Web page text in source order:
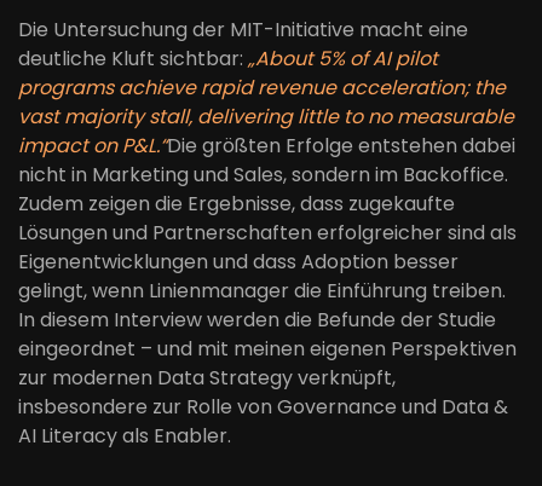
Die Untersuchung der MIT-Initiative macht eine
deutliche Kluft sichtbar: „About 5% of AI pilot
programs achieve rapid revenue acceleration; the
vast majority stall, delivering little to no measurable
impact on P&L.“Die größten Erfolge entstehen dabei
nicht in Marketing und Sales, sondern im Backoffice.
Zudem zeigen die Ergebnisse, dass zugekaufte
Lösungen und Partnerschaften erfolgreicher sind als
Eigenentwicklungen und dass Adoption besser
gelingt, wenn Linienmanager die Einführung treiben.
In diesem Interview werden die Befunde der Studie
eingeordnet – und mit meinen eigenen Perspektiven
zur modernen Data Strategy verknüpft,
insbesondere zur Rolle von Governance und Data &
AI Literacy als Enabler.